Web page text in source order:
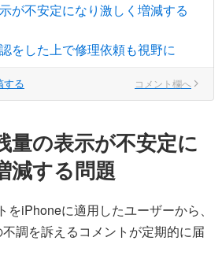
が不安定になり激しく増減する
をした上で修理依頼も視野に
する コメント欄へ
量の表示が不安定に
減する問題
iPhoneに適用したユーザーから、
調を訴えるコメントが定期的に届